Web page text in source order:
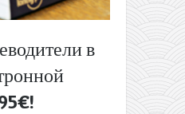
в
Новогодний
скидка 10%